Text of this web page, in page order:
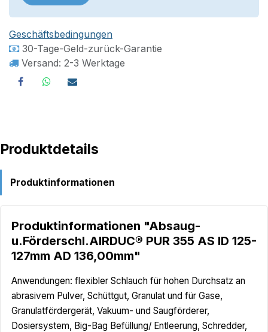
Geschäftsbedingungen
30-Tage-Geld-zurück-Garantie
Versand: 2-3 Werktage
Produktdetails
Produktinformationen
Produktinformationen "Absaug-
u.Förderschl.AIRDUC® PUR 355 AS ID 125-
127mm AD 136,00mm"
Anwendungen: flexibler Schlauch für hohen Durchsatz an
abrasivem Pulver, Schüttgut, Granulat und für Gase,
Granulatfördergerät, Vakuum- und Saugförderer,
Dosiersystem, Big-Bag Befüllung/ Entleerung, Schredder,